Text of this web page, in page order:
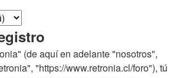
(de aquí en adelante "nosotros",
"https://www.retronia.cl/foro"), tú